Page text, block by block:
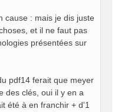
cause : mais je dis juste
et il ne faut pas
présentées sur
pdf14 ferait que meyer
des clés, oui il y en a
été à en franchir + d'1